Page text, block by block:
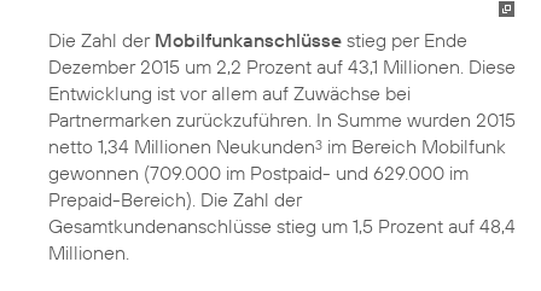
Die Zahl der Mobilfunkanschlüsse stieg per Ende
Dezember 2015 um 2,2 Prozent auf 43,1 Millionen. Diese
Entwicklung ist vor allem auf Zuwächse bei
Partnermarken zurückzuführen. In Summe wurden 2015
netto 1,34 Millionen Neukunden3 im Bereich Mobilfunk
gewonnen (709.000 im Postpaid- und 629.000 im
Prepaid-Bereich). Die Zahl der
Gesamtkundenanschlüsse stieg um 1,5 Prozent auf 48,4
Millionen.